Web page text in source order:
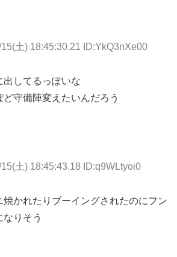
土) 18:45:30.21 ID:YkQ3nXe00
出してるっぽいな
守備陣変えたいんだろう
土) 18:45:43.18 ID:q9WLtyoi0
かれたりブーイングされたのにフン
なりそう